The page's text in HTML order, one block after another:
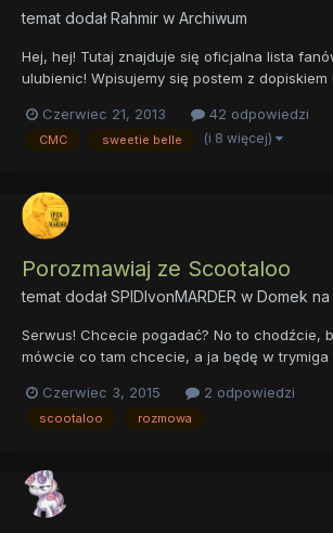
temat dodałRahmir w Archiwum
Hej, hej! Tutaj znajduje się oficjalna lista
ulubienic! Wpisujemy się postem z
na aktualizacje. Sweetie Belle, Apple Bloom,
Seed, Cała Liga Fani CMC 1. Myhell 2. Fr...
Czerwiec 21, 2013 42 odpowiedzi
CMC sweetie belle (i 8 więcej)
Porozmawiaj ze Scootaloo
temat dodałSPIDIvonMARDER w Domek
Serwus! Chcecie pogadać? No to chodźcie,
mówcie co tam chcecie, a ja będę w trymiga
Czerwiec 3, 2015 2 odpowiedzi
scootaloo rozmowa